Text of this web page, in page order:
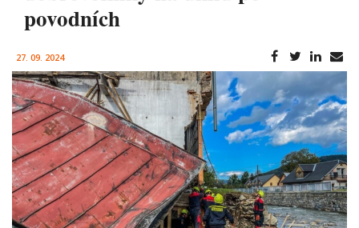
povodních
27. 09. 2024